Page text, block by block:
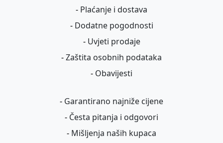
- Plaćanje i dostava
- Dodatne pogodnosti
- Uvjeti prodaje
-Zaštita osobnih podataka
- Obavijesti
- Garantirano najniže cijene
- Česta pitanja i odgovori
- Mišljenja naših kupaca